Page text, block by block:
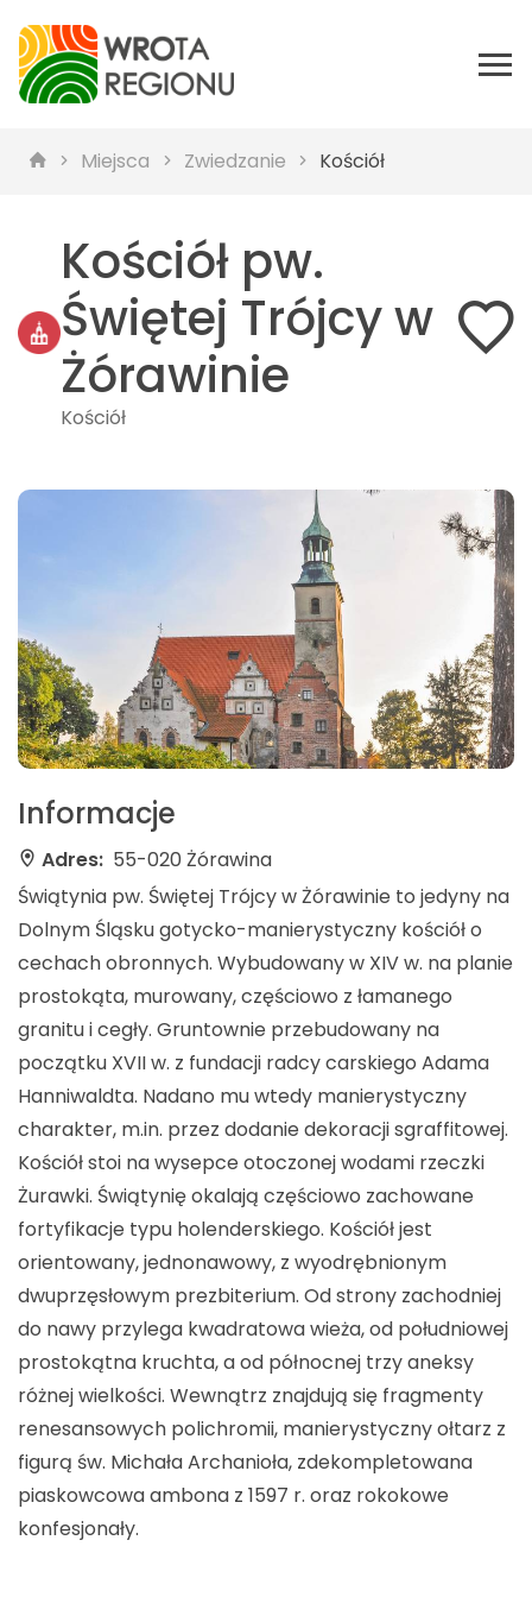
Miejsca Zwiedzanie Kościół
Kościół pw.
Świętej Trójcy w
Żórawinie
Kościół
Informacje
Adres: 55-020 Żórawina
Świątynia pw. Świętej Trójcy w Żórawinie to jedyny na
Dolnym Śląsku gotycko-manierystyczny kościół o
cechach obronnych. Wybudowany w XIV w. na planie
prostokąta, murowany, częściowo z łamanego
granitu i cegły. Gruntownie przebudowany na
początku XVII w. z fundacji radcy carskiego Adama
Hanniwaldta. Nadano mu wtedy manierystyczny
charakter, m.in. przez dodanie dekoracji sgraffitowej.
Kościół stoi na wysepce otoczonej wodami rzeczki
Żurawki. Świątynię okalają częściowo zachowane
fortyfikacje typu holenderskiego. Kościół jest
orientowany, jednonawowy, z wyodrębnionym
dwuprzęsłowym prezbiterium. Od strony zachodniej
do nawy przylega kwadratowa wieża, od południowej
prostokątna kruchta, a od północnej trzy aneksy
różnej wielkości. Wewnątrz znajdują się fragmenty
renesansowych polichromii, manierystyczny ołtarz z
figurą św. Michała Archanioła, zdekompletowana
piaskowcowa ambona z 1597 r. oraz rokokowe
konfesjonały.